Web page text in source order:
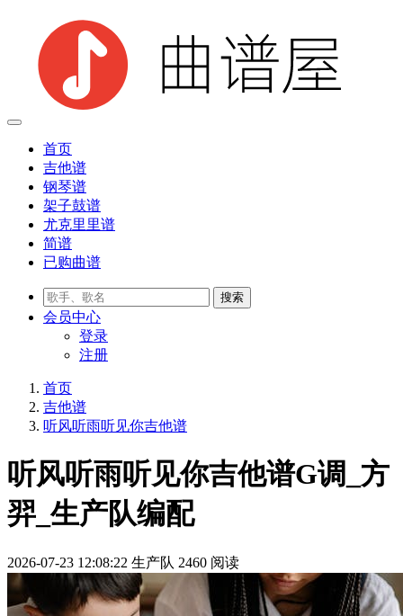
首页
吉他谱
钢琴谱
架子鼓谱
尤克里里谱
简谱
已购曲谱
会员中心
登录
注册
首页
吉他谱
听风听雨听见你吉他谱
听风听雨听见你吉他谱G调_方
羿_生产队编配
2026-07-23 12:08:22 生产队 2460 阅读